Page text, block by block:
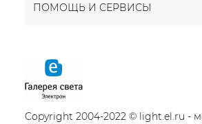
ПОМОЩЬ И СЕРВИСЫ
Copyright 2004-2022 © light.el.ru -